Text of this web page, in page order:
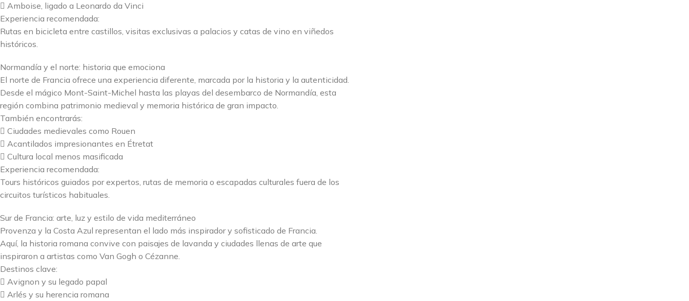
 Amboise, ligado a Leonardo da Vinci
Experiencia recomendada:
Rutas en bicicleta entre castillos, visitas exclusivas a palacios y catas de vino en viñedos
históricos.
Normandía y el norte: historia que emociona
El norte de Francia ofrece una experiencia diferente, marcada por la historia y la autenticidad.
Desde el mágico Mont-Saint-Michel hasta las playas del desembarco de Normandía, esta
región combina patrimonio medieval y memoria histórica de gran impacto.
También encontrarás:
 Ciudades medievales como Rouen
 Acantilados impresionantes en Étretat
 Cultura local menos masificada
Experiencia recomendada:
Tours históricos guiados por expertos, rutas de memoria o escapadas culturales fuera de los
circuitos turísticos habituales.
Sur de Francia: arte, luz y estilo de vida mediterráneo
Provenza y la Costa Azul representan el lado más inspirador y sofisticado de Francia.
Aquí, la historia romana convive con paisajes de lavanda y ciudades llenas de arte que
inspiraron a artistas como Van Gogh o Cézanne.
Destinos clave:
 Avignon y su legado papal
 Arlés y su herencia romana